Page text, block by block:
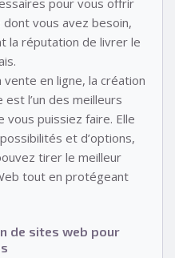
pour vous offrir
vous avez besoin,
la réputation de livrer le
vente en ligne, la création
l’un des meilleurs
puissiez faire. Elle
et d’options,
tirer le meilleur
tout en protégeant
de sites web pour